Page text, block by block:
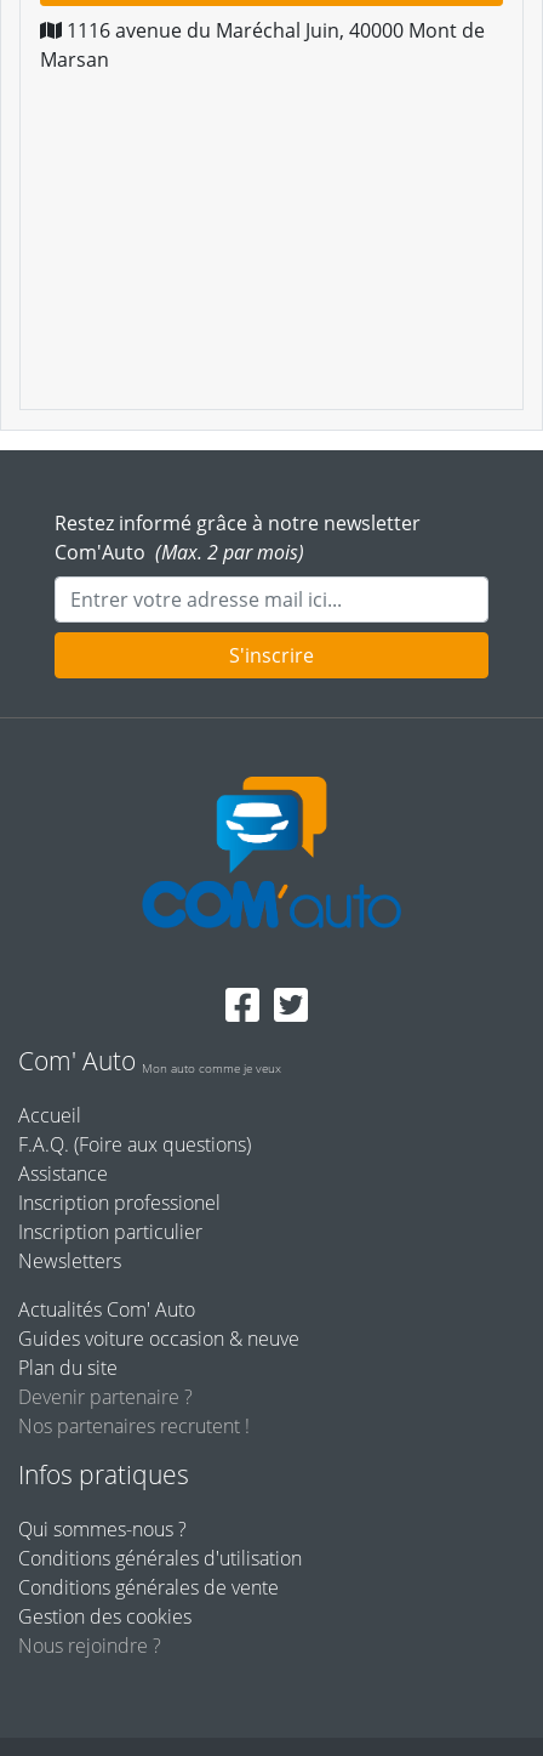
1116 avenue du Maréchal Juin, 40000 Mont de
Marsan
Restez informé grâce à notre newsletter
Com'Auto (Max. 2 par mois)
Adresse mail
S'inscrire
Com' Auto Mon auto comme je veux
Accueil
F.A.Q. (Foire aux questions)
Assistance
Inscription professionel
Inscription particulier
Newsletters
Actualités Com' Auto
Guides voiture occasion & neuve
Plan du site
Devenir partenaire ?
Nos partenaires recrutent !
Infos pratiques
Qui sommes-nous ?
Conditions générales d'utilisation
Conditions générales de vente
Gestion des cookies
Nous rejoindre ?